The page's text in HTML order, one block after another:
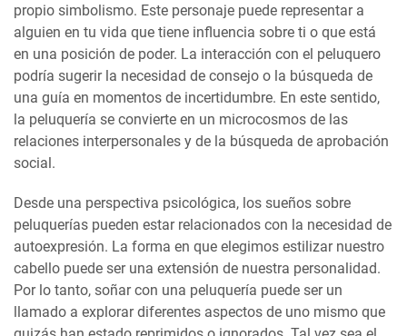
propio simbolismo. Este personaje puede representar a
alguien en tu vida que tiene influencia sobre ti o que está
en una posición de poder. La interacción con el peluquero
podría sugerir la necesidad de consejo o la búsqueda de
una guía en momentos de incertidumbre. En este sentido,
la peluquería se convierte en un microcosmos de las
relaciones interpersonales y de la búsqueda de aprobación
social.
Desde una perspectiva psicológica, los sueños sobre
peluquerías pueden estar relacionados con la necesidad de
autoexpresión. La forma en que elegimos estilizar nuestro
cabello puede ser una extensión de nuestra personalidad.
Por lo tanto, soñar con una peluquería puede ser un
llamado a explorar diferentes aspectos de uno mismo que